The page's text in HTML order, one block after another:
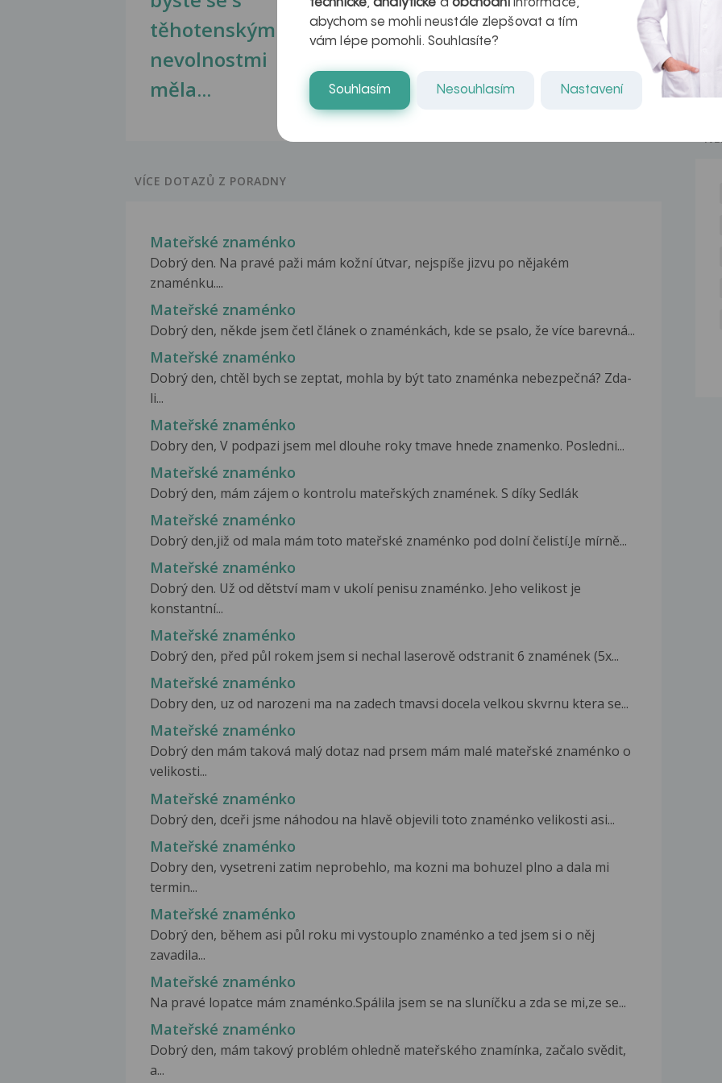
těhotenskými
nevolnostmi
měla...
obrazech
myastenie –
kteří ji...
VÍCE DOTAZŮ Z PORADNY
Mateřské znaménko
Dobrý den. Na pravé paži mám kožní útvar, nejspíše jizvu po nějakém
znaménku....
Mateřské znaménko
Dobrý den, někde jsem četl článek o znaménkách, kde se psalo, že více barevná...
Mateřské znaménko
Dobrý den, chtěl bych se zeptat, mohla by být tato znaménka nebezpečná? Zda-
li...
Mateřské znaménko
Dobry den, V podpazi jsem mel dlouhe roky tmave hnede znamenko. Posledni...
Mateřské znaménko
Dobrý den, mám zájem o kontrolu mateřských znamének. S díky Sedlák
Mateřské znaménko
Dobrý den,již od mala mám toto mateřské znaménko pod dolní čelistí.Je mírně...
Mateřské znaménko
Dobrý den. Už od dětství mam v ukolí penisu znaménko. Jeho velikost je
konstantní...
Mateřské znaménko
Dobrý den, před půl rokem jsem si nechal laserově odstranit 6 znamének (5x...
Mateřské znaménko
Dobry den, uz od narozeni ma na zadech tmavsi docela velkou skvrnu ktera se...
Mateřské znaménko
Dobrý den mám taková malý dotaz nad prsem mám malé mateřské znaménko o
velikosti...
Mateřské znaménko
Dobrý den, dceři jsme náhodou na hlavě objevili toto znaménko velikosti asi...
Mateřské znaménko
Dobry den, vysetreni zatim neprobehlo, ma kozni ma bohuzel plno a dala mi
termin...
Mateřské znaménko
Dobrý den, během asi půl roku mi vystouplo znaménko a ted jsem si o něj
zavadila...
Mateřské znaménko
Na pravé lopatce mám znaménko.Spálila jsem se na sluníčku a zda se mi,ze se...
Mateřské znaménko
Dobrý den, mám takový problém ohledně mateřského znamínka, začalo svědit,
a...
technické,analytické a obchodníinformace,
abychom se mohli neustále zlepšovat a tím
vám lépe pomohli. Souhlasíte?
Souhlasím Nesouhlasím Nastavení